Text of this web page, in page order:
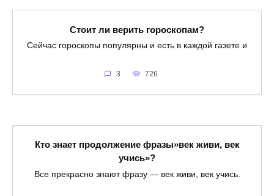
Стоит ли верить гороскопам?
Сейчас гороскопы популярны и есть в каждой газете и
3 726
Кто знает продолжение фразы»век живи, век
учись»?
Все прекрасно знают фразу — век живи, век учись.